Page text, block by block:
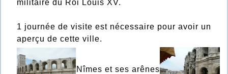
militaire du Roi Louis XV.
1 journée de visite est nécessaire pour avoir un
aperçu de cette ville.
Nîmes et ses arênes